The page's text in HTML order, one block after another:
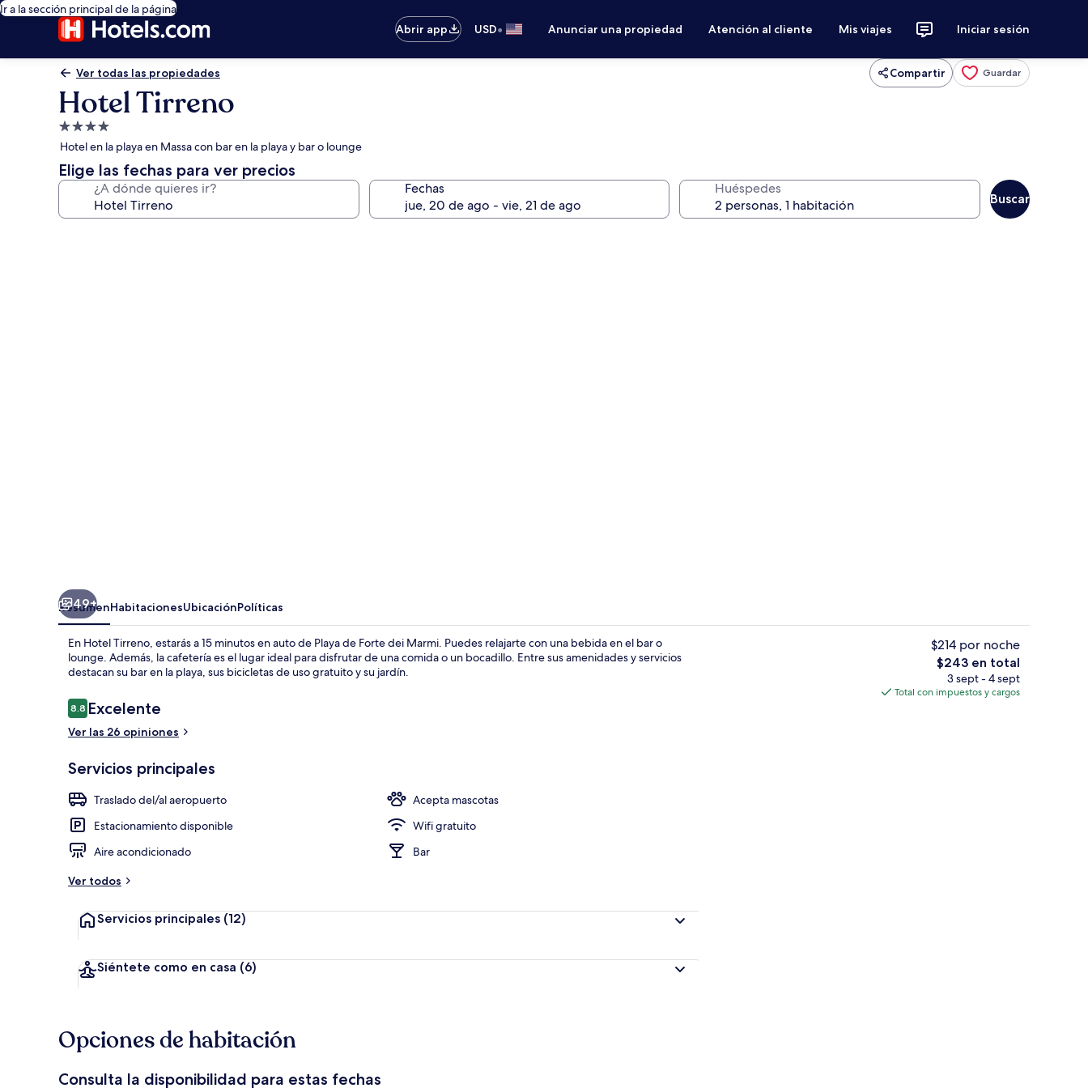
Ir a la sección principal de la página
Abrir app
USD• Anunciar una propiedad Atención al cliente Mis viajes Iniciar sesión
Ver todas las propiedades Compartir Guardar
Hotel Tirreno
Propiedad
de
4.0
estrellas
Hotel en la playa en Massa con bar en la playa y bar o lounge
Elige las fechas para ver precios
¿A dónde quieres ir? Fechas Huéspedes
Buscar
Terraza o patio
49+
ResumenHabitacionesUbicaciónPolíticas
En Hotel Tirreno, estarás a 15 minutos en auto de Playa de Forte dei Marmi. Puedes relajarte con una bebida en el bar o
lounge. Además, la cafetería es el lugar ideal para disfrutar de una comida o un bocadillo. Entre sus amenidades y servicios
destacan su bar en la playa, sus bicicletas de uso gratuito y su jardín.
Opiniones
8.88.8 de 10,
Excelente
Ver las 26 opiniones
Servicios principales
Traslado del/al aeropuerto
Acepta mascotas
Estacionamiento disponible
Wifi gratuito
Aire acondicionado
Bar
Ver todos
Servicios principales (12)
Siéntete como en casa (6)
$214 por noche
El
precio
total
$243 en total
3 sept - 4 sept
Total con impuestos y cargos
Opciones de habitación
Consulta la disponibilidad para estas fechas